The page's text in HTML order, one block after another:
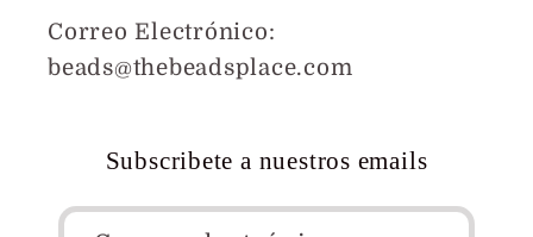
Correo Electrónico:
beads@thebeadsplace.com
Subscribete a nuestros emails